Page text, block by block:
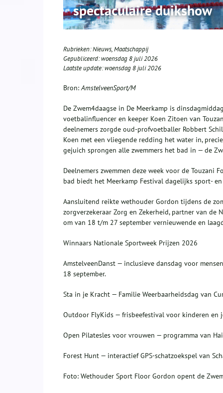
spectaculaire duikshow
Rubrieken:Nieuws,Maatschappij
Gepubliceerd:woensdag 8 juli 2026
Laatste update:woensdag 8 juli 2026
Bron:AmstelveenSport/M
De Zwem4daagse in De Meerkamp is
voetbalinfluencer en keeper Koen Zitoen van
deelnemers zorgde oud‑profvoetballer Robbert
Koen met een vliegende redding het water in,
gejuich sprongen alle zwemmers het bad in — de
Deelnemers zwemmen deze week voor de
bad biedt het Meerkamp Festival dagelijks sport-
Aansluitend reikte wethouder Gordon tijdens de
zorgverzekeraar Zorg en Zekerheid, partner van
om van 18 t/m 27 september vernieuwende en
Winnaars Nationale Sportweek Prijzen 2026
AmstelveenDanst — inclusieve dansdag voor
18 september.
Sta in je Kracht — Familie Weerbaarheidsdag van
Outdoor FlyKids — frisbeefestival voor kinderen en
Open Pilatesles voor vrouwen — programma van
Forest Hunt — interactief GPS‑schatzoekspel van
Foto: Wethouder Sport Floor Gordon opent de